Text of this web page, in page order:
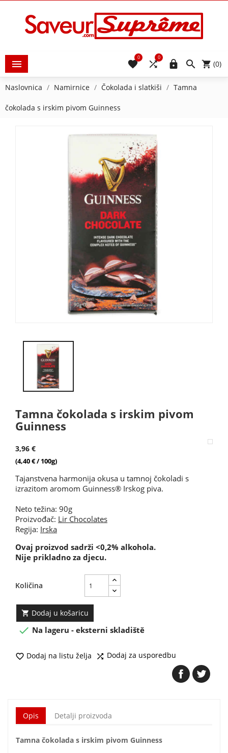
  (0)


0

0
Naslovnica Namirnice Čokolada i slatkiši Tamna
čokolada s irskim pivom Guinness
Tamna čokolada s irskim pivom
Guinness
3,96 €
(4,40 € / 100g)
Tajanstvena harmonija okusa u tamnoj čokoladi s
izrazitom aromom Guinness® Irskog piva.
Neto težina: 90g
Proizvođač: Lir Chocolates
Regija: Irska
Ovaj proizvod sadrži <0,2% alkohola.
Nije prikladno za djecu.
Količina
 Dodaj u košaricu
 Na lageru - eksterni skladiště
 Dodaj na listu želja  Dodaj za usporedbu
Opis Detalji proizvoda
Tamna čokolada s irskim pivom Guinness